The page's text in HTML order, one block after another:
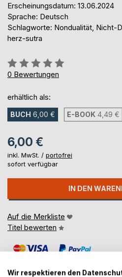
Erscheinungsdatum: 13.06.2024
Sprache: Deutsch
Schlagworte: Nondualität, Nicht-
herz-sutra
Bewertung::
0%
0 Bewertungen
erhältlich als:
BUCH 6,00 € E-BOOK 4,49 €
6,00 €
inkl. MwSt. / portofrei
sofort verfügbar
IN DEN
Auf die Merkliste
Titel bewerten
Wir respektieren den